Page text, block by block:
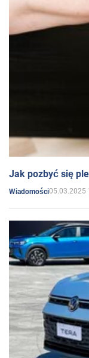
Jak pozbyć się
Wiadomości05.03.2025